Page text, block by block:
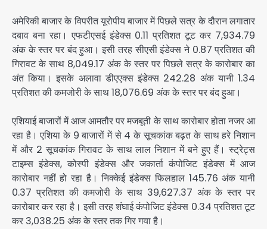
अमेरिकी बाजार के विपरीत यूरोपीय बाजार में पिछले सत्र के दौरान लगातार
दबाव बना रहा। एफटीएसई इंडेक्स 0.11 प्रतिशत टूट कर 7,934.79
अंक के स्तर पर बंद हुआ। इसी तरह सीएसी इंडेक्स ने 0.87 प्रतिशत की
गिरावट के साथ 8,049.17 अंक के स्तर पर पिछले सत्र के कारोबार का
अंत किया। इसके अलावा डीएएक्स इंडेक्स 242.28 अंक यानी 1.34
प्रतिशत की कमजोरी के साथ 18,076.69 अंक के स्तर पर बंद हुआ।
एशियाई बाजारों में आज आमतौर पर मजबूती के साथ कारोबार होता नजर आ
रहा है। एशिया के 9 बाजारों में से 4 के सूचकांक बढ़त के साथ हरे निशान
में और 2 सूचकांक गिरावट के साथ लाल निशान में बने हुए हैं। स्ट्रेट्स
टाइम्स इंडेक्स, कोस्पी इंडेक्स और जकार्ता कंपोजिट इंडेक्स में आज
कारोबार नहीं हो रहा है। निक्केई इंडेक्स फिलहाल 145.76 अंक यानी
0.37 प्रतिशत की कमजोरी के साथ 39,627.37 अंक के स्तर पर
कारोबार कर रहा है। इसी तरह शंघाई कंपोजिट इंडेक्स 0.34 प्रतिशत टूट
कर 3,038.25 अंक के स्तर तक गिर गया है।